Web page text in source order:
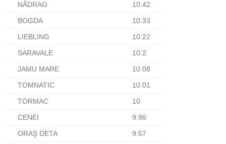
NĂDRAG 10.42
BOGDA 10.33
LIEBLING 10.22
SARAVALE 10.2
JAMU MARE 10.08
TOMNATIC 10.01
TORMAC 10
CENEI 9.96
ORAŞ DETA 9.57